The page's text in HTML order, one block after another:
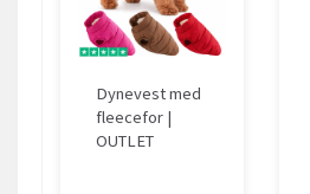
Dynevest med
fleecefor |
OUTLET